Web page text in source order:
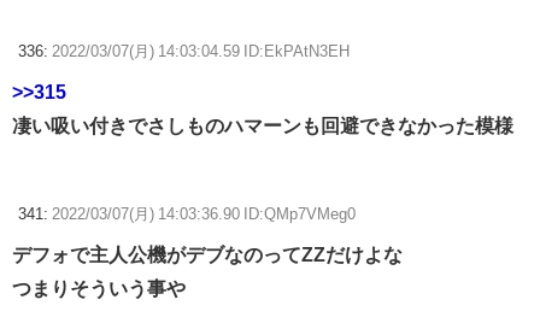
336: 2022/03/07(月) 14:03:04.59 ID:EkPAtN3EH
>>315
凄い吸い付きでさしものハマーンも回避できなかった模様
341: 2022/03/07(月) 14:03:36.90 ID:QMp7VMeg0
デフォで主人公機がデブなのってZZだけよな
つまりそういう事や